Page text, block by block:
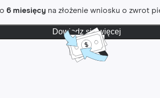
6 miesięcy na złożenie wniosku o zwrot
Dowiedz się więcej